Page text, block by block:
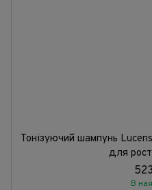
Тонізуючий шампунь
для
В